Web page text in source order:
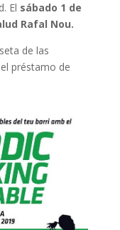
El sábado 1 de
Rafal Nou.
de las
préstamo de